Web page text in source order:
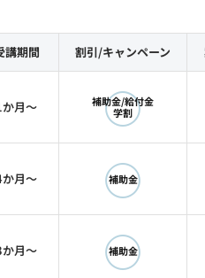
（大学在学中）
業部 ビジネス統括
員CMO（Webメディアの
株式会社アイズ（東証グ
講期間 割引/キャンペーン
か月〜 ◯
補助金/給付金
学割
月〜 ◯
補助金
月〜 ◯
補助金